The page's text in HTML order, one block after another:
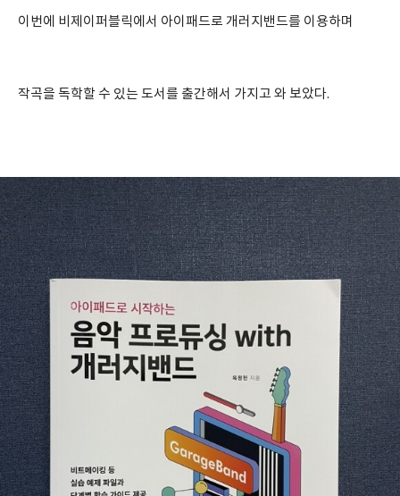
이번에 비제이퍼블릭에서 아이패드로 개러지밴드를 이용하며
작곡을 독학할 수 있는 도서를 출간해서 가지고 와 보았다.